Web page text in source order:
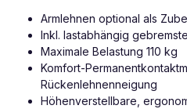
Armlehnen optional als
Inkl. lastabhängig
Maximale Belastung 110 kg
Komfort-
Rückenlehnenneigung
Höhenverstellbare,